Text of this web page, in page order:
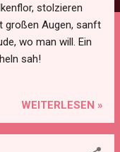
stolzieren
großen Augen, sanft
wo man will. Ein
sah!
WEITERLESEN »